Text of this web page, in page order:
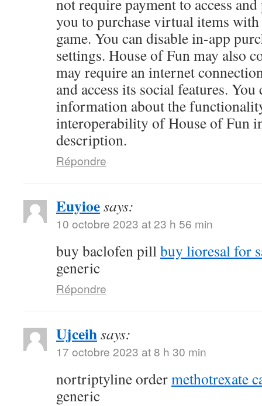
not require payment to access
you to purchase virtual items
game. You can disable in-app
settings. House of Fun may also
may require an internet
and access its social features.
information about the
interoperability of House of Fun
description.
Répondre
Euyioesays:
10 octobre 2023 at 23 h 56 min
buy baclofen pillbuy lioresal for
generic
Répondre
Ujceihsays:
17 octobre 2023 at 8 h 30 min
nortriptyline ordermethotrexate
generic